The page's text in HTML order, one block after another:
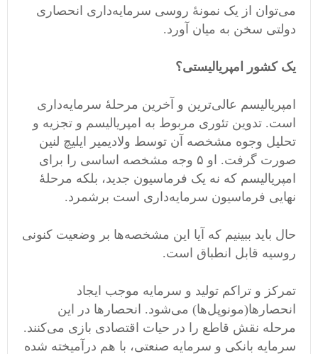
می‌توان از یک نمونهٔ روسی سرمایه‌داری انحصاری
دولتی سخن به میان آورد.
یک کشور امپریالیستی؟
امپریالیسم عالی‌ترین و آخرین مرحلهٔ سرمایه‌داری
است. تدوین تئوری مربوط به امپریالیسم و تجزیه و
تحلیل وجوه مشخصه آن توسط ولادیمیر ایلیچ لنین
صورت گرفت. او ۵ وجه مشخصه اساسی را برای
امپریالیسم که نه یک فرماسیون جدید، بلکه مرحلهٔ
نهایی فرماسیون سرمایه‌داری است برشمرد.
حال باید ببینیم که آیا این مشخصه‌ها ‌بر وضعیت کنونی
روسیه قابل انطباق است.
تمرکز و تراکم تولید و سرمایه موجب ایجاد
انحصارها(مونوپل‌ها) می‌شود. انحصارها‌ در این
مرحله نقش قاطع را در حیات اقتصادی بازی می‌کنند.
سرمایه بانکی و سرمایه صنعتی، با هم درآمیخته شده